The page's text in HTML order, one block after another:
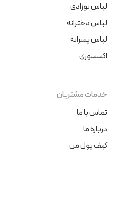
لباس نوزادی
لباس دخترانه
لباس پسرانه
اکسسوری
خدمات مشتریان
تماس با ما
درباره ما
کیف پول من